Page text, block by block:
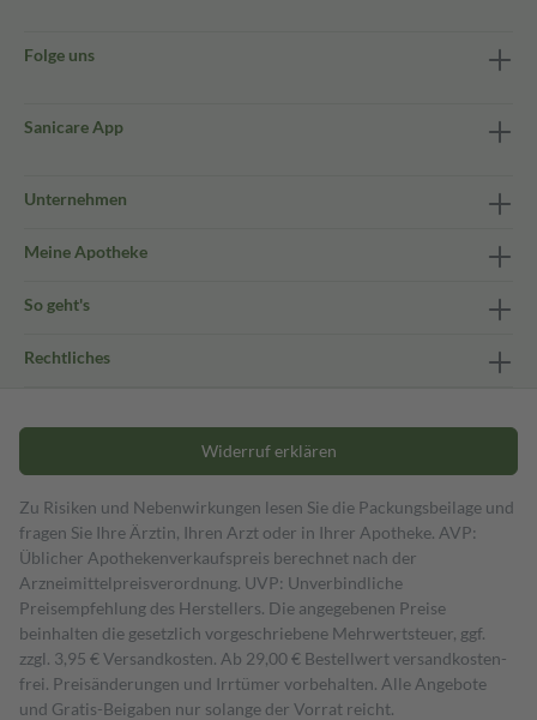
Folge uns
Sanicare App
Unternehmen
Meine Apotheke
So geht's
Rechtliches
Widerruf erklären
Zu Risiken und Nebenwirkungen lesen Sie die Packungsbeilage und
fragen Sie Ihre Ärztin, Ihren Arzt oder in Ihrer Apotheke. AVP:
Üblicher Apothekenverkaufspreis berechnet nach der
Arzneimittelpreisverordnung. UVP: Unverbindliche
Preisempfehlung des Herstellers. Die angegebenen Preise
beinhalten die gesetzlich vorgeschriebene Mehrwertsteuer, ggf.
zzgl. 3,95 € Versandkosten. Ab 29,00 € Bestell­wert versand­kosten­
frei. Preisänderungen und Irrtümer vorbehalten. Alle Angebote
und Gratis-Beigaben nur solange der Vorrat reicht.